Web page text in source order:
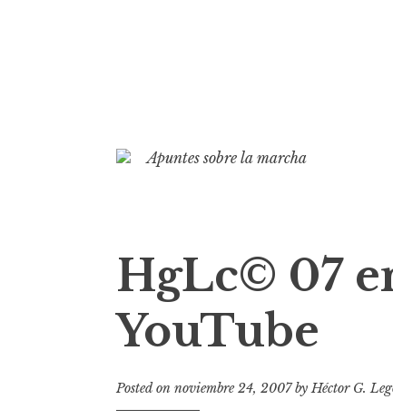
i
c
o
n
n
Apuntes sobre la marcha
HgLc© 07
YouTube
Posted on noviembre 24, 2007byHéctor G.